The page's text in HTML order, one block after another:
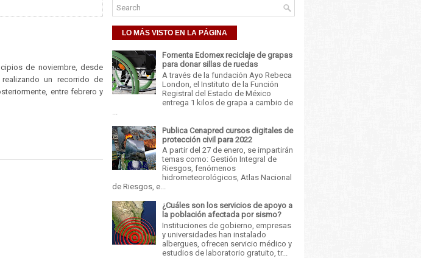
de noviembre, desde
un recorrido de
entre febrero y
LO MÁS VISTO EN LA PÁGINA
Fomenta Edomex reciclaje de grapas
para donar sillas de ruedas
A través de la fundación Ayo Rebeca
London, el Instituto de la Función
Registral del Estado de México
entrega 1 kilos de grapa a cambio de
Publica Cenapred cursos digitales de
protección civil para 2022
A partir del 27 de enero, se impartirán
temas como: Gestión Integral de
Riesgos, fenómenos
hidrometeorológicos, Atlas Nacional
de Riesgos, e...
¿Cuáles son los servicios de apoyo a
la población afectada por sismo?
Instituciones de gobierno, empresas
y universidades han instalado
albergues, ofrecen servicio médico y
estudios de laboratorio gratuito, tr...